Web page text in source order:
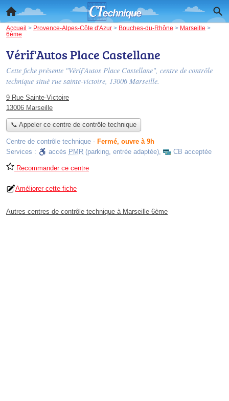
Accueil > Provence-Alpes-Côte d'Azur > Bouches-du-Rhône > Marseille >
6ème
Vérif'Autos Place Castellane
Cette fiche présente "Vérif'Autos Place Castellane", centre de contrôle
technique situé rue sainte-victoire, 13006 Marseille.
9 Rue Sainte-Victoire
13006 Marseille
📞 Appeler ce centre de contrôle technique
Centre de contrôle technique - Fermé, ouvre à 9h
Services :
accès PMR (parking, entrée adaptée), CB acceptée
Recommander ce centre
Améliorer cette fiche
Autres centres de contrôle technique à Marseille 6ème